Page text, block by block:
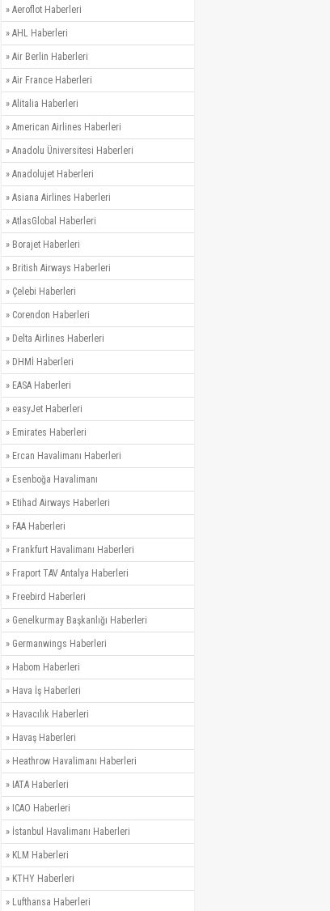
» Aeroflot Haberleri
» AHL Haberleri
» Air Berlin Haberleri
» Air France Haberleri
» Alitalia Haberleri
» American Airlines Haberleri
» Anadolu Üniversitesi Haberleri
» Anadolujet Haberleri
» Asiana Airlines Haberleri
» AtlasGlobal Haberleri
» Borajet Haberleri
» British Airways Haberleri
» Çelebi Haberleri
» Corendon Haberleri
» Delta Airlines Haberleri
» DHMİ Haberleri
» EASA Haberleri
» easyJet Haberleri
» Emirates Haberleri
» Ercan Havalimanı Haberleri
» Esenboğa Havalimanı
» Etihad Airways Haberleri
» FAA Haberleri
» Frankfurt Havalimanı Haberleri
» Fraport TAV Antalya Haberleri
» Freebird Haberleri
» Genelkurmay Başkanlığı Haberleri
» Germanwings Haberleri
» Habom Haberleri
» Hava İş Haberleri
» Havacılık Haberleri
» Havaş Haberleri
» Heathrow Havalimanı Haberleri
» IATA Haberleri
» ICAO Haberleri
» İstanbul Havalimanı Haberleri
» KLM Haberleri
» KTHY Haberleri
» Lufthansa Haberleri